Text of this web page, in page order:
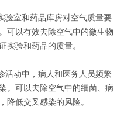
室和药品库房对空气质量要
可以有效去除空气中的微生物
实验和药品的质量。
动中，病人和医务人员频繁
。可以去除空气中的细菌、病
降低交叉感染的风险。